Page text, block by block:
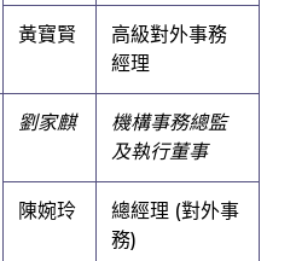
黃寶賢
高級對外事務
經理
劉家麒
機構事務總監
及執行董事
陳婉玲
總經理 (對外事
務)